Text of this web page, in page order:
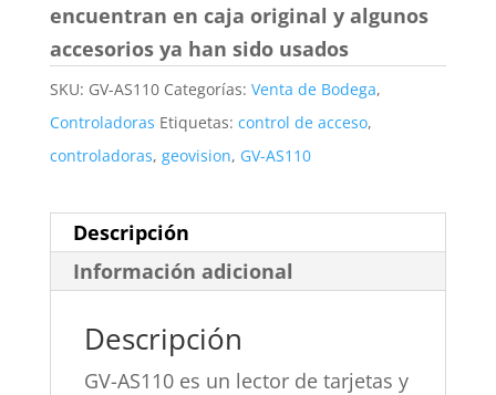
encuentran en caja original y algunos
accesorios ya han sido usados
SKU: GV-AS110 Categorías: Venta de Bodega,
Controladoras Etiquetas: control de acceso,
controladoras, geovision, GV-AS110
Descripción
Información adicional
Descripción
GV-AS110 es un lector de tarjetas y